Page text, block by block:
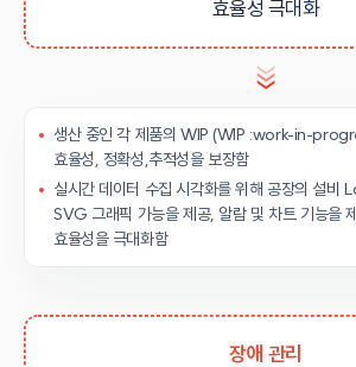
효율성 극대화
생산 중인 각 제품의 WIP (WIP :work-in-
효율성, 정확성,추적성을 보장함
실시간 데이터 수집 시각화를 위해 공장의 설비
SVG 그래픽 가능을 제공, 알람 및 차트 기능을
효율성을 극대화함
장애 관리